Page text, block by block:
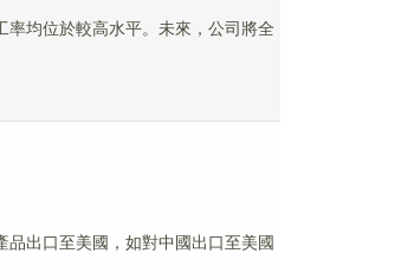
均位於較高水平。未來，公司將全
出口至美國，如對中國出口至美國